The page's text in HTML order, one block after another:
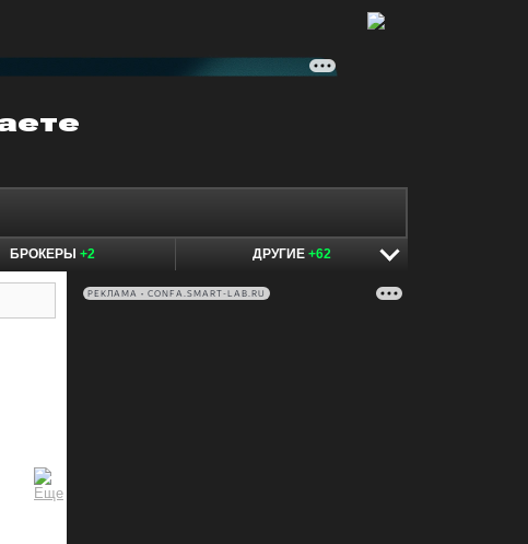
БРОКЕРЫ +2 ДРУГИЕ +62
РЕКЛАМА • CONFA.SMART-LAB.RU